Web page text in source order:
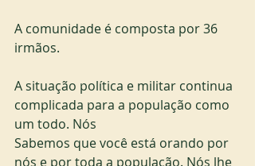
A comunidade é composta por 36
irmãos.
A situação política e militar continua
complicada para a população como
um todo. Nós
Sabemos que você está orando por
nós e por toda a população. Nós lhe